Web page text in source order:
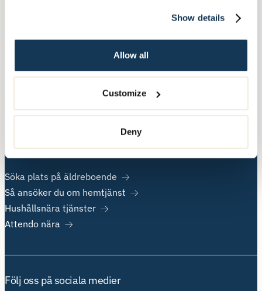
Show details
Allow all
Customize
Deny
Jobba hos oss
Populära sidor
Söka plats på äldreboende
Så ansöker du om hemtjänst
Hushållsnära tjänster
Attendo nära
Följ oss på sociala medier